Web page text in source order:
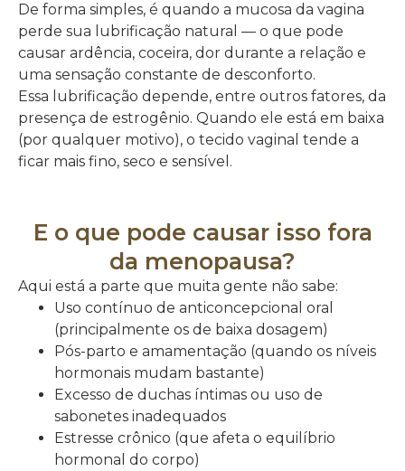
De forma simples, é quando a mucosa da vagina
perde sua lubrificação natural — o que pode
causar ardência, coceira, dor durante a relação e
uma sensação constante de desconforto.
Essa lubrificação depende, entre outros fatores, da
presença de estrogênio. Quando ele está em baixa
(por qualquer motivo), o tecido vaginal tende a
ficar mais fino, seco e sensível.
E o que pode causar isso fora
da menopausa?
Aqui está a parte que muita gente não sabe:
Uso contínuo de anticoncepcional oral
(principalmente os de baixa dosagem)
Pós-parto e amamentação (quando os níveis
hormonais mudam bastante)
Excesso de duchas íntimas ou uso de
sabonetes inadequados
Estresse crônico (que afeta o equilíbrio
hormonal do corpo)